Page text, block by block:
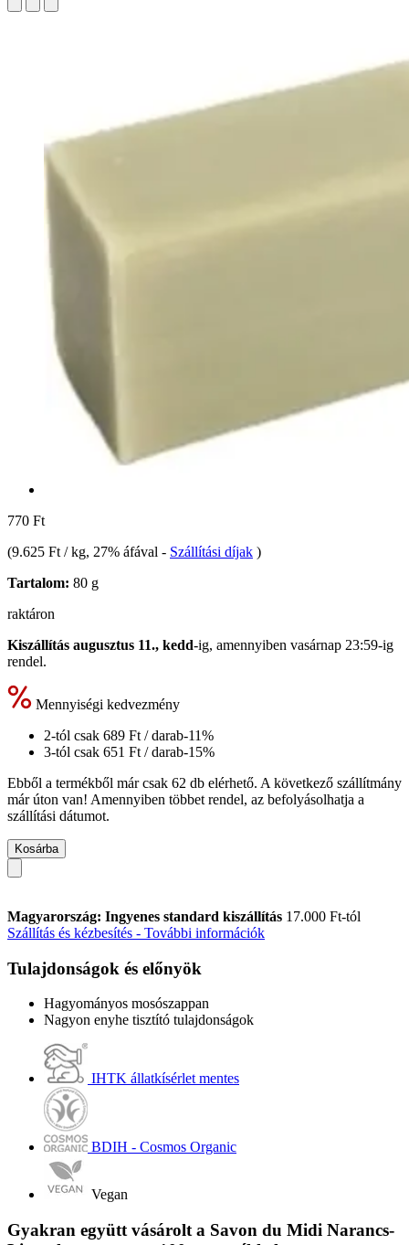
770 Ft
(9.625 Ft / kg, 27% áfával - Szállítási díjak )
Tartalom: 80 g
raktáron
Kiszállítás augusztus 11., kedd-ig, amennyiben vasárnap 23:59-ig
rendel.
Mennyiségi kedvezmény
2-tól csak 689 Ft / darab-11%
3-tól csak 651 Ft / darab-15%
Ebből a termékből már csak 62 db elérhető. A következő szállítmány
már úton van! Amennyiben többet rendel, az befolyásolhatja a
szállítási dátumot.
Kosárba
Magyarország: Ingyenes standard kiszállítás 17.000 Ft-tól
Szállítás és kézbesítés - További információk
Tulajdonságok és előnyök
Hagyományos mosószappan
Nagyon enyhe tisztító tulajdonságok
IHTK állatkísérlet mentes
BDIH - Cosmos Organic
Vegan
Gyakran együtt vásárolt a Savon du Midi Narancs-